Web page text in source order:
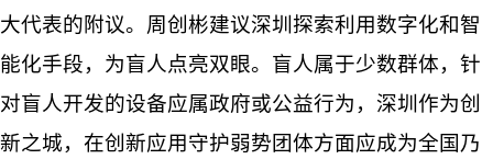
大代表的附议。周创彬建议深圳探索利用数字化和智
能化手段，为盲人点亮双眼。盲人属于少数群体，针
对盲人开发的设备应属政府或公益行为，深圳作为创
新之城，在创新应用守护弱势团体方面应成为全国乃